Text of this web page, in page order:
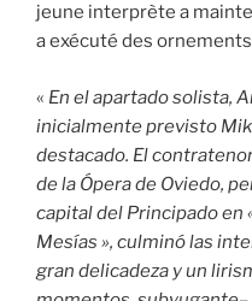
jeune interprète a
a exécuté des
« En el apartado solista,
inicialmente previsto
destacado. El
de la Ópera de Oviedo,
capital del Principado en
Mesías », culminó las
gran delicadeza y un